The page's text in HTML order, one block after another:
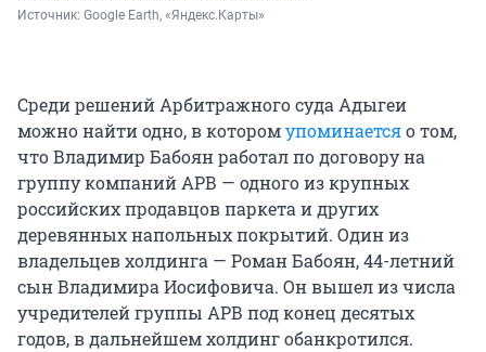
Источник: Google Earth, «Яндекс.Карты»
Среди решений Арбитражного суда Адыгеи
можно найти одно, в которомупоминаетсяо том,
что Владимир Бабоян работал по договору на
группу компаний АРВ — одного из крупных
российских продавцов паркета и других
деревянных напольных покрытий. Один из
владельцев холдинга — Роман Бабоян, 44-летний
сын Владимира Иосифовича. Он вышел из числа
учредителей группы АРВ под конец десятых
годов, в дальнейшем холдинг обанкротился.